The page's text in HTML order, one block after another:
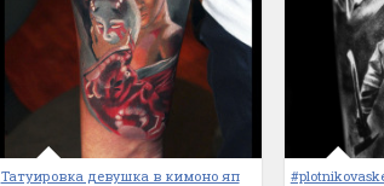
Татуировка девушка в кимоно яп